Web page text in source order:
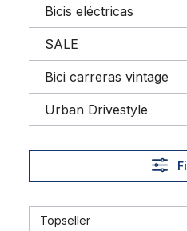
Bicis eléctricas
SALE
Bici carreras vintage
Urban Drivestyle